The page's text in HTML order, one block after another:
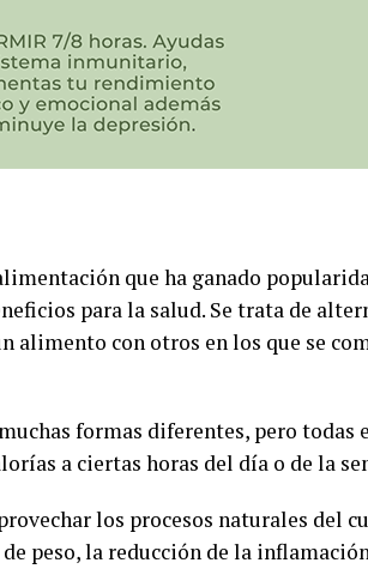
que ha ganado
para la salud. Se trata de
alimento con otros en los que se
formas diferentes, pero todas
a ciertas horas del día o de la
los procesos naturales del
peso, la reducción de la